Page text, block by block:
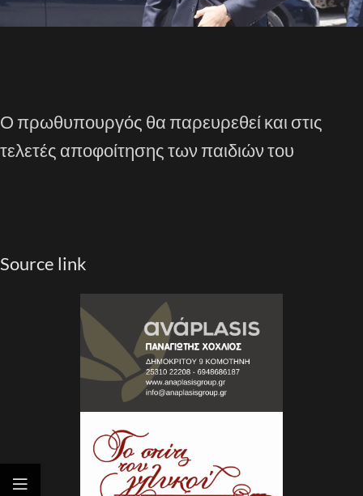
Ο πρωθυπουργός θα παρευρεθεί και στις
τελετές αποφοίτησης των παιδιών του
Source link